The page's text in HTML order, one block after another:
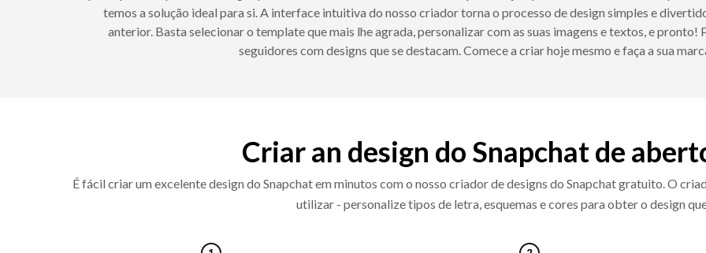
temos a solução ideal para si. A interface intuitiva do nosso criador torna o processo de design simples e
anterior. Basta selecionar o template que mais lhe agrada, personalizar com as suas imagens e textos, e pronto!
seguidores com designs que se destacam. Comece a criar hoje mesmo e faça a sua
Criar an design do Snapchat de
É fácil criar um excelente design do Snapchat em minutos com o nosso criador de designs do Snapchat gratuito. O
utilizar - personalize tipos de letra, esquemas e cores para obter o design